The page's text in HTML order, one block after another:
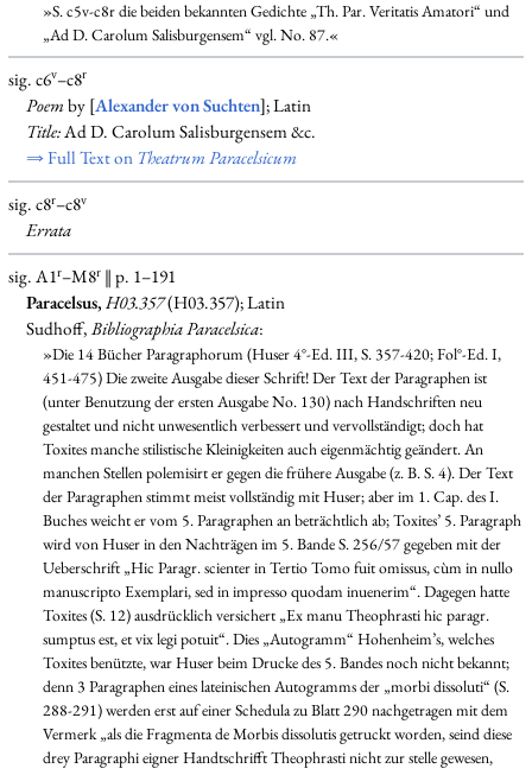
»S. c5v-c8r die beiden bekannten Gedichte „Th. Par. Veritatis Amatori“ und
„Ad D. Carolum Salisburgensem“ vgl. No. 87.«
sig. c6v–c8r
Poemby [Alexander von Suchten]; Latin
Title:Ad D. Carolum Salisburgensem &c.
⇒ Full Text on Theatrum Paracelsicum
sig. c8r–c8v
Errata
sig. A1r–M8r‖ p. 1–191
Paracelsus,H03.357(H03.357); Latin
Sudhoff,Bibliographia Paracelsica:
»Die 14 Bücher Paragraphorum (Huser 4°-Ed. III, S. 357-420; Fol°-Ed. I,
451-475) Die zweite Ausgabe dieser Schrift! Der Text der Paragraphen ist
(unter Benutzung der ersten Ausgabe No. 130) nach Handschriften neu
gestaltet und nicht unwesentlich verbessert und vervollständigt; doch hat
Toxites manche stilistische Kleinigkeiten auch eigenmächtig geändert. An
manchen Stellen polemisirt er gegen die frühere Ausgabe (z. B. S. 4). Der Text
der Paragraphen stimmt meist vollständig mit Huser; aber im 1. Cap. des I.
Buches weicht er vom 5. Paragraphen an beträchtlich ab; Toxites’ 5. Paragraph
wird von Huser in den Nachträgen im 5. Bande S. 256/57 gegeben mit der
Ueberschrift „Hic Paragr. scienter in Tertio Tomo fuit omissus, cùm in nullo
manuscripto Exemplari, sed in impresso quodam inuenerim“. Dagegen hatte
Toxites (S. 12) ausdrücklich versichert „Ex manu Theophrasti hic paragr.
sumptus est, et vix legi potuit“. Dies „Autogramm“ Hohenheim’s, welches
Toxites benützte, war Huser beim Drucke des 5. Bandes noch nicht bekannt;
denn 3 Paragraphen eines lateinischen Autogramms der „morbi dissoluti“ (S.
288-291) werden erst auf einer Schedula zu Blatt 290 nachgetragen mit dem
Vermerk „als die Fragmenta de Morbis dissolutis getruckt worden, seind diese
drey Paragraphi eigner Handtschrifft Theophrasti nicht zur stelle gewesen,